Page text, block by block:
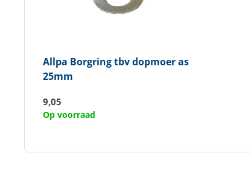
Allpa Borgring tbv dopmoer as
25mm
9,05
Op voorraad